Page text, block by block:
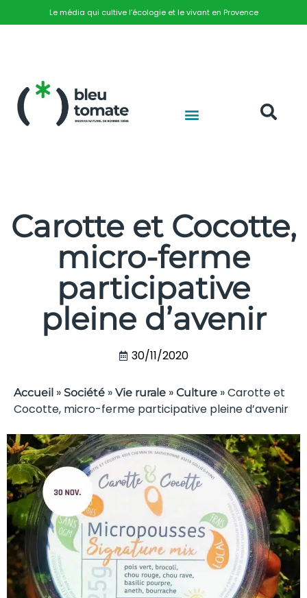
Le média qui cultive l’écologie et le vivant en Provence
Carotte et Cocotte,
micro-ferme
participative
pleine d’avenir
30/11/2020
Accueil » Société » Vie rurale » Culture »Carotte et
Cocotte, micro-ferme participative pleine d’avenir